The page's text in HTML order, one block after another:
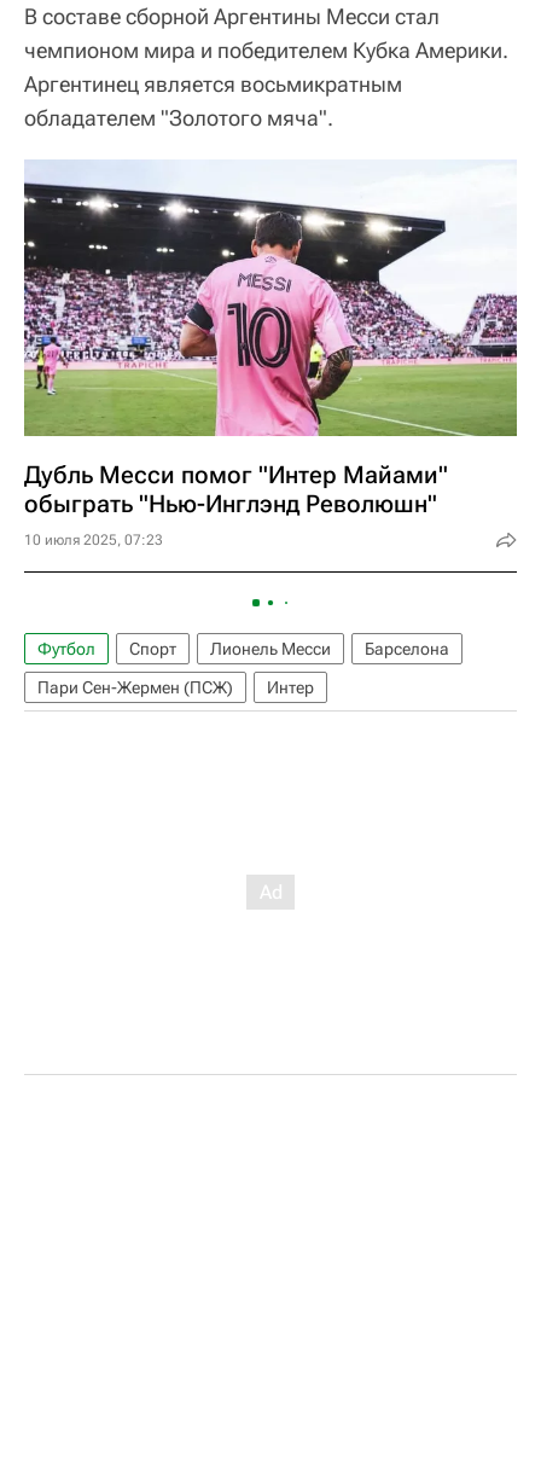
В составе сборной Аргентины Месси стал
чемпионом мира и победителем Кубка Америки.
Аргентинец является восьмикратным
обладателем "Золотого мяча".
Дубль Месси помог "Интер Майами"
обыграть "Нью-Инглэнд Революшн"
10 июля 2025, 07:23
Футбол Спорт Лионель Месси
Барселона
Пари Сен-Жермен (ПСЖ)
Интер